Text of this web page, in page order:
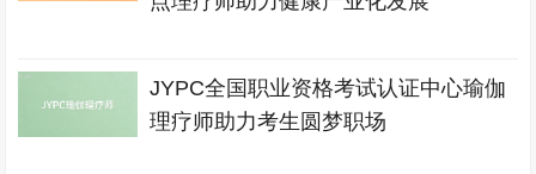
JYPC全国职业资格考试认证中心瑜伽
理疗师助力考生圆梦职场